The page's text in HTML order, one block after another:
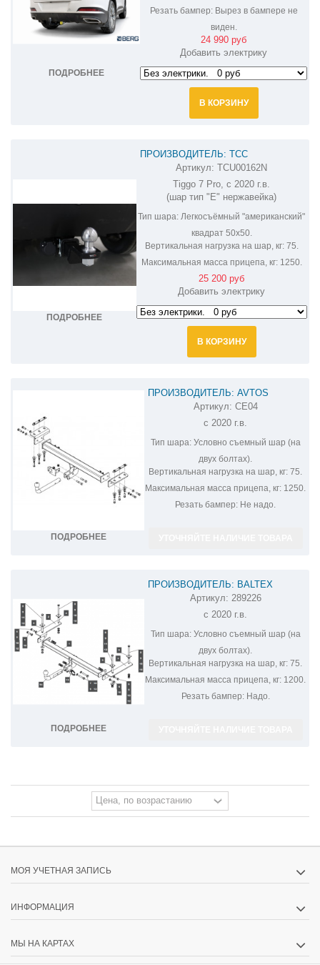
ПОДРОБНЕЕ
Резать бампер:Вырез в бампере не
виден.
24 990 руб
Добавить электрику
В КОРЗИНУ
ПОДРОБНЕЕ
ПРОИЗВОДИТЕЛЬ: ТСС
ФАРКОП НА CHERY TIGGO 7 PRO
TCU00162N
Артикул: TCU00162N
Tiggo 7 Pro, с 2020 г.в.
(шар тип "E" нержавейка)
Тип шара: Легкосъёмный "американский"
квадрат 50х50.
Вертикальная нагрузка на шар, кг:75.
Максимальная масса прицепа, кг:1250.
25 200 руб
Добавить электрику
В КОРЗИНУ
ПОДРОБНЕЕ
ПРОИЗВОДИТЕЛЬ: AVTOS
ФАРКОП НА CHERY TIGGO 7 PRO
CE04
Артикул: CE04
с 2020 г.в.
Тип шара:Условно съемный шар (на
двух болтах).
Вертикальная нагрузка на шар, кг: 75.
Максимальная масса прицепа, кг: 1250.
Резать бампер: Не надо.
ПОДРОБНЕЕ
ПРОИЗВОДИТЕЛЬ: BALTEX
ФАРКОП НА CHERY TIGGO 7 PRO
289226
Артикул: 289226
с 2020 г.в.
Тип шара:Условно съемный шар (на
двух болтах).
Вертикальная нагрузка на шар, кг: 75.
Максимальная масса прицепа, кг: 1200.
Резать бампер:Надо.
МОЯ УЧЕТНАЯ ЗАПИСЬ
ИНФОРМАЦИЯ
МЫ НА КАРТАХ